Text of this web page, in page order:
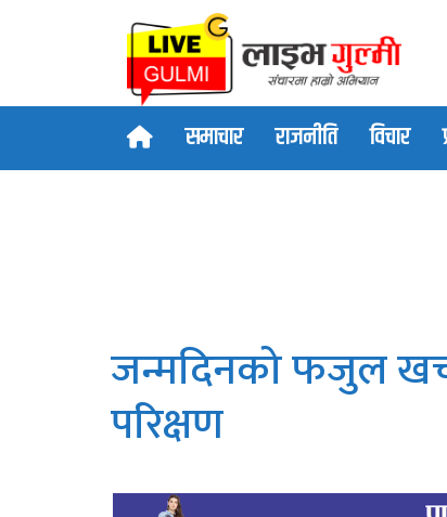
समाचार राजनीति विचार
जन्मदिनको फजुल खर्च
परिक्षण